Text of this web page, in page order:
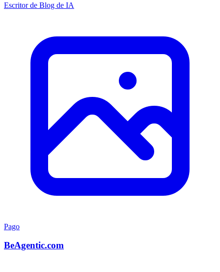
Escritor de Blog de IA
Pago
BeAgentic.com